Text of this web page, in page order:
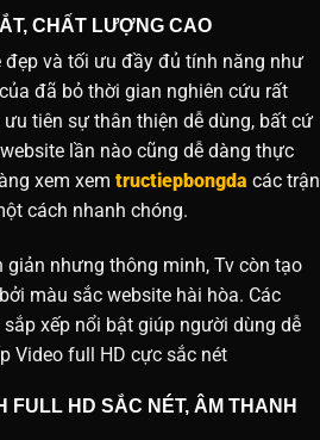
CHẤT LƯỢNG CAO
và tối ưu đầy đủ tính năng như
đã bỏ thời gian nghiên cứu rất
ưu tiên sự thân thiện dễ dùng, bất cứ
lần nào cũng dễ dàng thực
xem xem tructiepbongda các trận
cách nhanh chóng.
giản nhưng thông minh, Tv còn tạo
màu sắc website hài hòa. Các
xếp nổi bật giúp người dùng dễ
Video full HD cực sắc nét
FULL HD SẮC NÉT, ÂM THANH